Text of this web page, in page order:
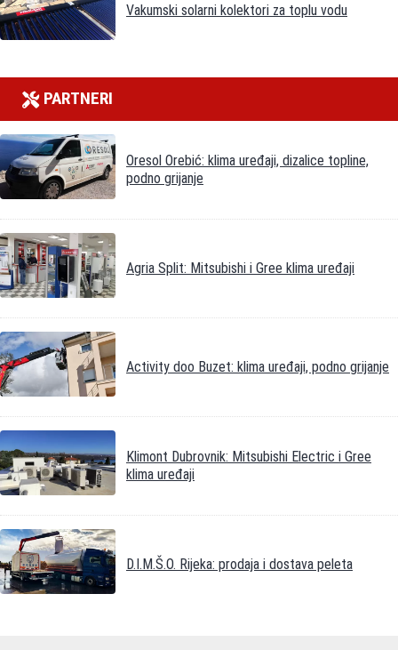
Vakumski solarni kolektori za toplu vodu
PARTNERI
Oresol Orebić: klima uređaji, dizalice topline,
podno grijanje
Agria Split: Mitsubishi i Gree klima uređaji
Activity doo Buzet: klima uređaji, podno grijanje
Klimont Dubrovnik: Mitsubishi Electric i Gree
klima uređaji
D.I.M.Š.O. Rijeka: prodaja i dostava peleta